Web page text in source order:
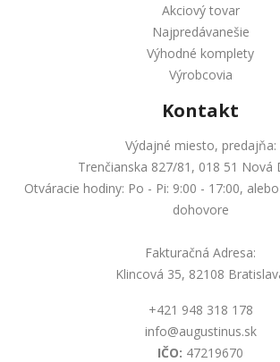
Akciový tovar
Najpredávanešie
Výhodné komplety
Výrobcovia
Kontakt
Výdajné miesto, predajňa:
Trenčianska 827/81, 018 51 Nová
Otváracie hodiny: Po - Pi: 9:00 - 17:00,
dohovore
Fakturačná Adresa:
Klincová 35, 82108
+421 948 318 178
info@augustinus.sk
IČO: 47219670